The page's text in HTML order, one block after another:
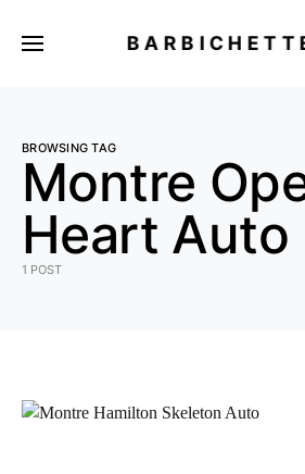
BROWSING TAG
Montre
Heart Auto
1 POST